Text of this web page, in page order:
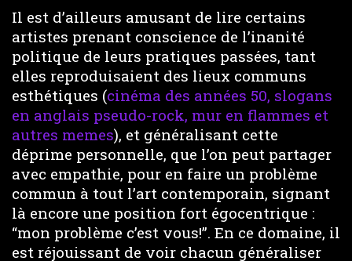
Il est d’ailleurs amusant de lire certains
artistes prenant conscience de l’inanité
politique de leurs pratiques passées, tant
elles reproduisaient des lieux communs
esthétiques (cinéma des années 50, slogans
en anglais pseudo-rock, mur en flammes et
autres memes), et généralisant cette
déprime personnelle, que l’on peut partager
avec empathie, pour en faire un problème
commun à tout l’art contemporain, signant
là encore une position fort égocentrique :
“mon problème c’est vous!”. En ce domaine, il
est réjouissant de voir chacun généraliser